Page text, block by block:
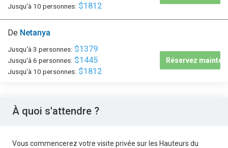
Jusqu'à 10 personnes: $1812
De Netanya
Jusqu'à 3 personnes: $1379
Jusqu'à 6 personnes: $1445
Jusqu'à 10 personnes: $1812
Réservez
À quoi s'attendre ?
Vous commencerez votre visite privée sur les Hauteurs du